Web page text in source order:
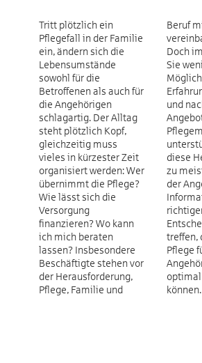
Tritt plötzlich ein
Pflegefall in der Familie
ein, ändern sich die
Lebensumstände
sowohl für die
Betroffenen als auch für
die Angehörigen
schlagartig. Der Alltag
steht plötzlich Kopf,
gleichzeitig muss
vieles in kürzester Zeit
organisiert werden: Wer
übernimmt die Pflege?
Wie lässt sich die
Versorgung
finanzieren? Wo kann
ich mich beraten
lassen? Insbesondere
Beschäftigte stehen vor
der Herausforderung,
Pflege, Familie und
Beruf miteinander
vereinbaren zu müssen.
Doch im Notfall haben
Sie wenig Zeit, alle
Möglichkeiten in
Erfahrung zu bringen
und nach dem besten
Angebot zu suchen. Der
Pflegemanager
unterstützt Sie dabei,
diese Herausforderung
zu meistern und aus
der Angebots- und
Informationsfülle die
richtigen
Entscheidungen zu
treffen, damit Sie die
Pflege für Ihren
Angehörigen langfristig
optimal organisieren
können.